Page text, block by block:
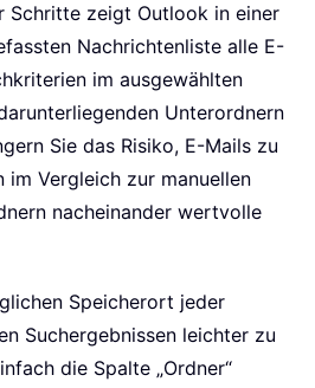
Schritte zeigt Outlook in einer
Nachrichtenliste alle E-
im ausgewählten
Unterordnern
Sie das Risiko, E-Mails zu
im Vergleich zur manuellen
nacheinander wertvolle
Speicherort jeder
Suchergebnissen leichter zu
die Spalte „Ordner“